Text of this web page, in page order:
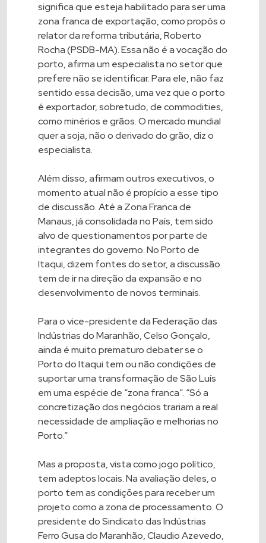
significa que esteja habilitado para ser uma
zona franca de exportação, como propôs o
relator da reforma tributária, Roberto
Rocha (PSDB-MA). Essa não é a vocação do
porto, afirma um especialista no setor que
prefere não se identificar. Para ele, não faz
sentido essa decisão, uma vez que o porto
é exportador, sobretudo, de commodities,
como minérios e grãos. O mercado mundial
quer a soja, não o derivado do grão, diz o
especialista.
Além disso, afirmam outros executivos, o
momento atual não é propício a esse tipo
de discussão. Até a Zona Franca de
Manaus, já consolidada no País, tem sido
alvo de questionamentos por parte de
integrantes do governo. No Porto de
Itaqui, dizem fontes do setor, a discussão
tem de ir na direção da expansão e no
desenvolvimento de novos terminais.
Para o vice-presidente da Federação das
Indústrias do Maranhão, Celso Gonçalo,
ainda é muito prematuro debater se o
Porto do Itaqui tem ou não condições de
suportar uma transformação de São Luís
em uma espécie de “zona franca”. “Só a
concretização dos negócios trariam a real
necessidade de ampliação e melhorias no
Porto.”
Mas a proposta, vista como jogo político,
tem adeptos locais. Na avaliação deles, o
porto tem as condições para receber um
projeto como a zona de processamento. O
presidente do Sindicato das Indústrias
Ferro Gusa do Maranhão, Claudio Azevedo,